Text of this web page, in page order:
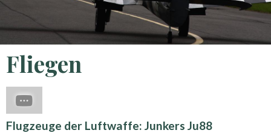
Fliegen
Flugzeuge der Luftwaffe: Junkers Ju88